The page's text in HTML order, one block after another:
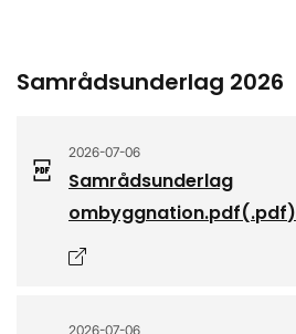
Samrådsunderlag 2026
2026-07-06
Samrådsunderlag
ombyggnation.pdf(.pdf)
2026-07-06